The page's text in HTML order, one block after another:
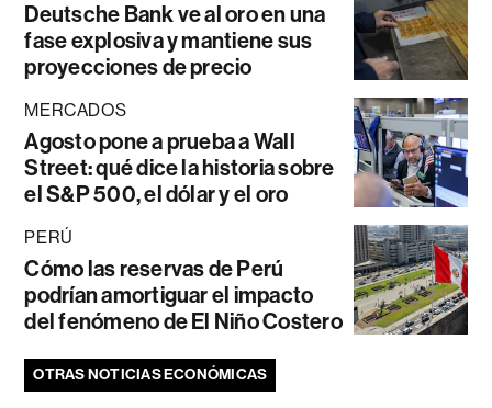
Deutsche Bank ve al oro en una
fase explosiva y mantiene sus
proyecciones de precio
MERCADOS
Agosto pone a prueba a Wall
Street: qué dice la historia sobre
el S&P 500, el dólar y el oro
PERÚ
Cómo las reservas de Perú
podrían amortiguar el impacto
del fenómeno de El Niño Costero
OTRAS NOTICIAS ECONÓMICAS